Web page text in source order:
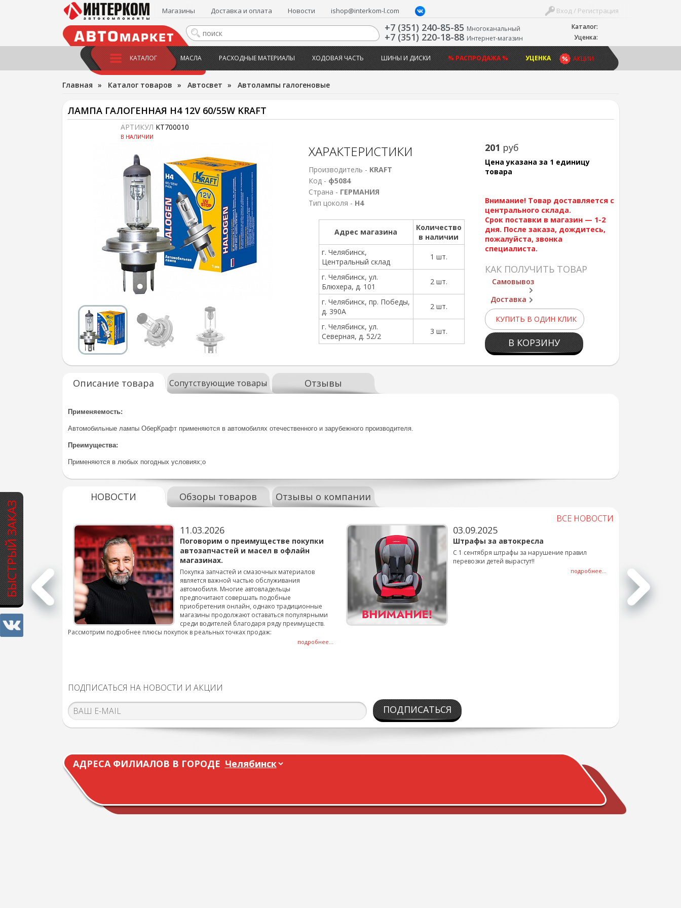
БЫСТРЫЙ ЗАКАЗ
Каталог:
Уценка:
Вход / Регистрация
Магазины Доставка и оплата Новости ishop@interkom-l.com
+7 (351) 240-85-85 Многоканальный
+7 (351) 220-18-88 Интернет-магазин
АКЦИИ
КАТАЛОГ МАСЛА РАСХОДНЫЕ МАТЕРИАЛЫ ХОДОВАЯ ЧАСТЬ ШИНЫ И ДИСКИ % РАСПРОДАЖА % УЦЕНКА
Главная » Каталог товаров » Автосвет » Автолампы галогеновые
ЛАМПА ГАЛОГЕННАЯ H4 12V 60/55W KRAFT
АРТИКУЛ KT700010
В НАЛИЧИИ
201 руб
Цена указана за 1 единицу
товара
Внимание! Товар доставляется с
центрального склада.
Срок поставки в магазин — 1-2
дня. После заказа, дождитесь,
пожалуйста, звонка
специалиста.
КАК ПОЛУЧИТЬ ТОВАР
Самовывоз
Доставка
КУПИТЬ В ОДИН КЛИК
В КОРЗИНУ
ХАРАКТЕРИСТИКИ
Производитель - KRAFT
Код - ф5084
Страна - ГЕРМАНИЯ
Тип цоколя - Н4
Адрес магазина
Количество
в наличии
г. Челябинск,
Центральный склад
1 шт.
г. Челябинск, ул.
Блюхера, д. 101
2 шт.
г. Челябинск, пр. Победы,
д. 390А
2 шт.
г. Челябинск, ул.
Северная, д. 52/2
3 шт.
Описание товара Сопутствующие товары Отзывы
Применяемость:
Автомобильные лампы ОберКрафт применяются в автомобилях отечественного и зарубежного производителя.
Преимущества:
Применяются в любых погодных условиях;о
НОВОСТИ Обзоры товаров Отзывы о компании
ВСЕ НОВОСТИ
для
смены шин на
подробнее...
11.03.2026
Поговорим о преимуществе покупки
автозапчастей и масел в офлайн
магазинах.
Покупка запчастей и смазочных материалов
является важной частью обслуживания
автомобиля. Многие автовладельцы
предпочитают совершать подобные
приобретения онлайн, однако традиционные
магазины продолжают оставаться популярными
среди водителей благодаря ряду преимуществ.
Рассмотрим подробнее плюсы покупок в реальных точках продаж:
подробнее...
03.09.2025
Штрафы за автокресла
С 1 сентября штрафы за нарушение правил
перевозки детей вырастут!!
подробнее...
ПОДПИСАТЬСЯ НА НОВОСТИ И АКЦИИ
ПОДПИСАТЬСЯ
АДРЕСА ФИЛИАЛОВ В ГОРОДЕ